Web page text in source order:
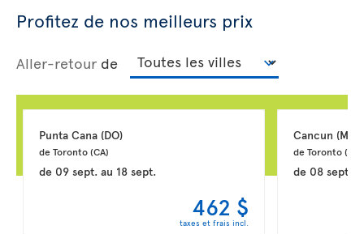
Profitez de nos meilleurs prix
Aller-retour de
Punta Cana (DO)
de Toronto (CA)
de 09 sept.au 18 sept.
462 $
taxes et frais incl.
Cancun (MX)
de Toronto (CA)
de 08 sept.